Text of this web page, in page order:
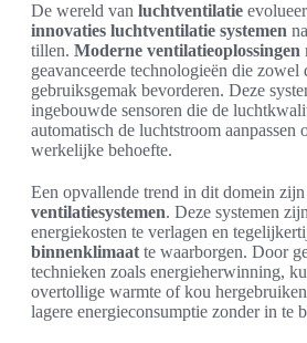
De wereld van luchtventilatie
innovaties luchtventilatie systemen
tillen. Moderne ventilatieoplossingen
geavanceerde technologieën die zowel
gebruiksgemak bevorderen. Deze
ingebouwde sensoren die de
automatisch de luchtstroom aanpassen
werkelijke behoefte.
Een opvallende trend in dit domein zijn
ventilatiesystemen. Deze systemen
energiekosten te verlagen en
binnenklimaat te waarborgen. Door
technieken zoals energieherwinning,
overtollige warmte of kou
lagere energieconsumptie zonder in te